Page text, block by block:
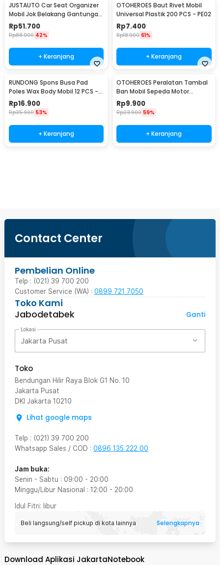
JUSTAUTO Car Seat Organizer
Mobil Jok Belakang Gantungan
Barang Tisu - Z-354
Rp51.700
Rp88.900 42%
+ Keranjang
OTOHEROES Baut Rivet Mobil
Universal Plastik 200 PCS - PE02
Rp7.400
Rp18.900 61%
+ Keranjang
RUNDONG Spons Busa Pad
Poles Wax Body Mobil 12 PCS -
R2010
Rp16.900
Rp35.900 53%
+ Keranjang
OTOHEROES Peralatan Tambal
Ban Mobil Sepeda Motor
Tubeless - KBTB02
Rp9.900
Rp23.900 59%
+ Keranjang
Contact Center
Pembelian Online
Telp : (021) 39 700 200
Customer Service (WA) : 0899 721 7050
Toko Kami
Jabodetabek
Ganti
Lokasi
Jakarta Pusat
Toko
Bendungan Hilir Raya Blok G1 No. 10
Jakarta Pusat
DKI Jakarta 10210
Lihat google maps
Telp : (021) 39 700 200
Whatsapp Sales / COD : 0896 135 222 00
Jam buka:
Senin - Sabtu : 09:00 - 20:00
Minggu/Libur Nasional : 12:00 - 20:00
Idul Fitri: libur
Beli langsung/self pickup di kota lainnya Selengkapnya
Download Aplikasi JakartaNotebook